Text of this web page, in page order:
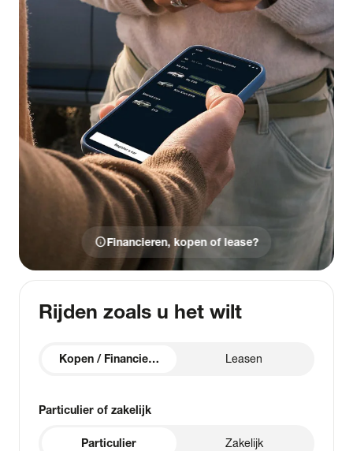
infoFinancieren, kopen of lease?
Rijden zoals u het wilt
Kopen / Financieren Leasen
Particulier of zakelijk
Particulier Zakelijk